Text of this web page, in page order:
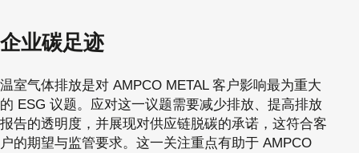
企业碳足迹
温室气体排放是对 AMPCO METAL 客户影响最为重大
的 ESG 议题。应对这一议题需要减少排放、提高排放
报告的透明度，并展现对供应链脱碳的承诺，这符合客
户的期望与监管要求。这一关注重点有助于 AMPCO